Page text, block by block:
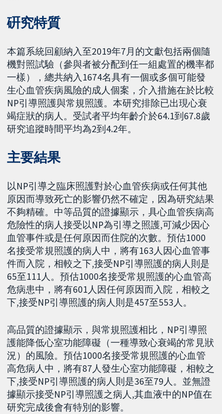
硏究特質
本篇系統回顧納入至2019年7月的文獻包括兩個隨
機對照試驗（參與者被分配到任一組處置的機率都
一樣），總共納入1674名具有一個或多個可能發
生心血管疾病風險的成人個案，介入措施在於比較
NP引導照護與常規照護。本研究排除已出現心衰
竭症狀的病人。受試者平均年齡介於64.1到67.8歲
研究追蹤時間平均為2到4.2年。
主要結果
以NP引導之臨床照護對於心血管疾病或任何其他
原因而導致死亡的影響仍然不確定，因為研究結果
不夠精確。中等品質的證據顯示，具心血管疾病高
危險性的病人接受以NP為引導之照護,可減少因心
血管事件或是任何原因而住院的次數。預估1000
名接受常規照護的病人中，將有163人因心血管事
件而入院，相較之下,接受NP引導照護的病人則是
65至111人。預估1000名接受常規照護的心血管高
危病患中，將有601人因任何原因而入院，相較之
下,接受NP引導照護的病人則是457至553人。
高品質的證據顯示，與常規照護相比，NP引導照
護能降低心室功能障礙（一種導致心衰竭的常見狀
況）的風險。預估1000名接受常規照護的心血管
高危病人中，將有87人發生心室功能障礙，相較之
下,接受NP引導照護的病人則是36至79人。並無證
據顯示接受NP引導照護之病人,其血液中的NP值在
研究完成後會有特別的影響。